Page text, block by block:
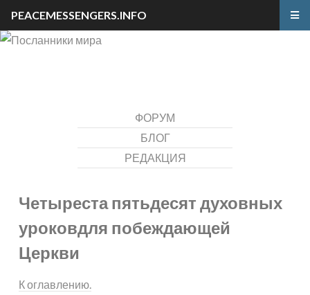
ФОРУМ
БЛОГ
РЕДАКЦИЯ
Четыреста пятьдесят духовных
уроковдля побеждающей
Церкви
К оглавлению.
PEACEMESSENGERS.INFO